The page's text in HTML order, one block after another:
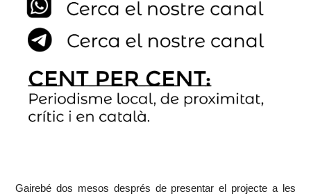
Gairebé dos mesos després de presentar el projecte a les